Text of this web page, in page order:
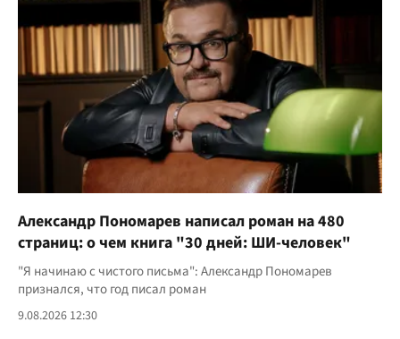
Александр Пономарев написал роман на 480
страниц: о чем книга "30 дней: ШИ-человек"
"Я начинаю с чистого письма": Александр Пономарев
признался, что год писал роман
9.08.2026 12:30